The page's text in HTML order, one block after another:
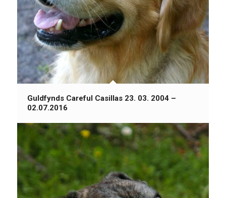
Guldfynds Careful Casillas 23. 03. 2004 –
02.07.2016